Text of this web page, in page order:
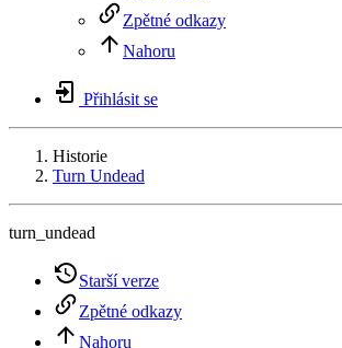
Zpětné odkazy
Nahoru
Přihlásit se
Historie
Turn Undead
turn_undead
Starší verze
Zpětné odkazy
Nahoru